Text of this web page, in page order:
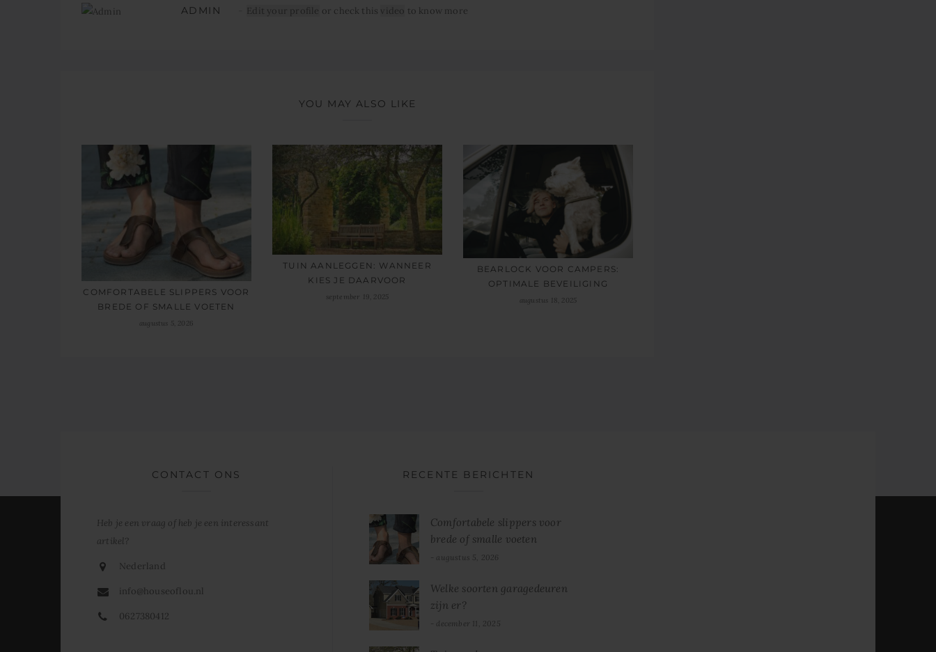
ADMIN Edit your profile or check this video to know more
YOU MAY ALSO LIKE
COMFORTABELE SLIPPERS VOOR
BREDE OF SMALLE VOETEN
augustus 5, 2026
TUIN AANLEGGEN: WANNEER
KIES JE DAARVOOR
september 19, 2025
BEARLOCK VOOR CAMPERS:
OPTIMALE BEVEILIGING
augustus 18, 2025
CONTACT ONS
Heb je een vraag of heb je een interessant
artikel?
Nederland
info@houseoflou.nl
0627380412
RECENTE BERICHTEN
Comfortabele slippers voor
brede of smalle voeten
augustus 5, 2026
Welke soorten garagedeuren
zijn er?
december 11, 2025